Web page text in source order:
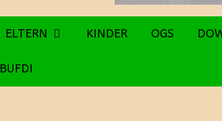
ELTERN KINDER OGS
BUFDI